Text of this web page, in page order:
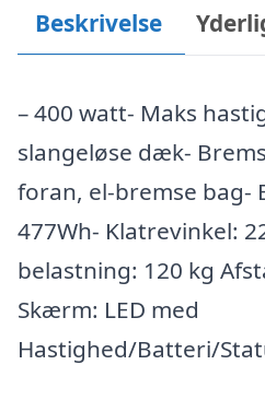
Beskrivelse
– 400 watt- Maks
slangeløse dæk-
foran, el-bremse bag-
477Wh- Klatrevinkel:
belastning: 120 kg
Skærm: LED med
Hastighed/Batteri/